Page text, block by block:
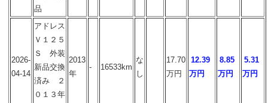
品
2026-
04-14
アドレス
Ｖ１２５
Ｓ 外装
新品交換
済み ２
０１３年
2013
年
- 16533km
な
し
17.70
万円
12.39
万円
8.85
万円
5.31
万円